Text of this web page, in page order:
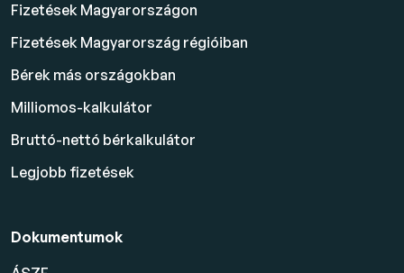
Fizetések Magyarországon
Fizetések Magyarország régióiban
Bérek más országokban
Milliomos-kalkulátor
Bruttó-nettó bérkalkulátor
Legjobb fizetések
Dokumentumok